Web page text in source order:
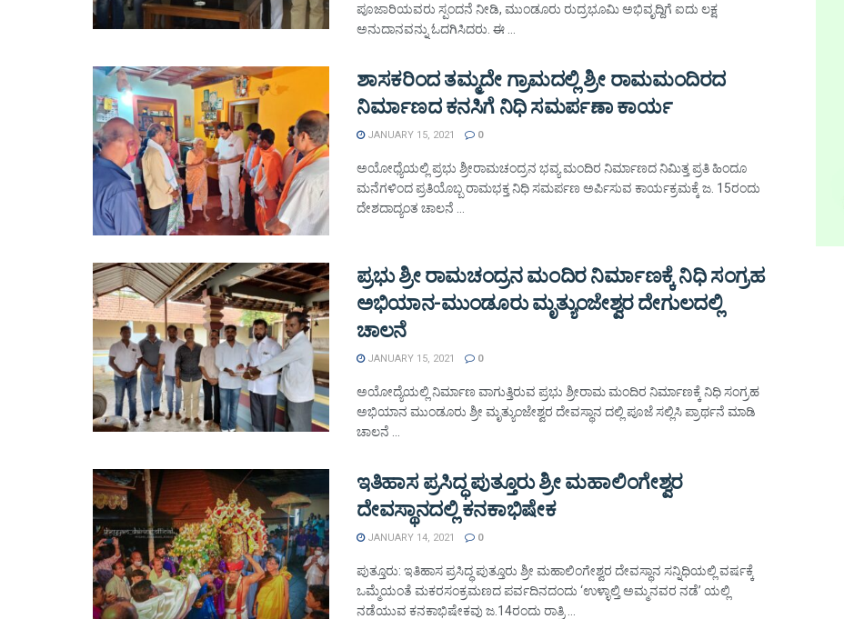
ಪೂಜಾರಿಯವರು ಸ್ಪಂದನೆ ನೀಡಿ, ಮುಂಡೂರು ರುದ್ರಭೂಮಿ ಅಭಿವೃದ್ದಿಗೆ ಐದು ಲಕ್ಷ
ಅನುದಾನವನ್ನು ಓದಗಿಸಿದರು. ಈ ...
ಶಾಸಕರಿಂದ ತಮ್ಮದೇ ಗ್ರಾಮದಲ್ಲಿ ಶ್ರೀ ರಾಮಮಂದಿರದ
ನಿರ್ಮಾಣದ ಕನಸಿಗೆ ನಿಧಿ ಸಮರ್ಪಣಾ ಕಾರ್ಯ
JANUARY 15, 2021 0
ಅಯೋಧ್ಯೆಯಲ್ಲಿ ಪ್ರಭು ಶ್ರೀರಾಮಚಂದ್ರನ ಭವ್ಯ ಮಂದಿರ ನಿರ್ಮಾಣದ ನಿಮಿತ್ತ ಪ್ರತಿ ಹಿಂದೂ
ಮನೆಗಳಿಂದ ಪ್ರತಿಯೊಬ್ಬ ರಾಮಭಕ್ತ ನಿಧಿ ಸಮರ್ಪಣ ಅರ್ಪಿಸುವ ಕಾರ್ಯಕ್ರಮಕ್ಕೆ ಜ. 15ರಂದು
ದೇಶದಾದ್ಯಂತ ಚಾಲನೆ ...
ಪ್ರಭು ಶ್ರೀ ರಾಮಚಂದ್ರನ ಮಂದಿರ ನಿರ್ಮಾಣಕ್ಕೆ ನಿಧಿ ಸಂಗ್ರಹ
ಅಭಿಯಾನ-ಮುಂಡೂರು ಮೃತ್ಯುಂಜೇಶ್ವರ ದೇಗುಲದಲ್ಲಿ
ಚಾಲನೆ
JANUARY 15, 2021 0
ಅಯೋದ್ಯೆಯಲ್ಲಿ ನಿರ್ಮಾಣ ವಾಗುತ್ತಿರುವ ಪ್ರಭು ಶ್ರೀರಾಮ ಮಂದಿರ ನಿರ್ಮಾಣಕ್ಕೆ ನಿಧಿ ಸಂಗ್ರಹ
ಅಭಿಯಾನ ಮುಂಡೂರು ಶ್ರೀ ಮೃತ್ಯುಂಜೇಶ್ವರ ದೇವಸ್ಥಾನ ದಲ್ಲಿ ಪೂಜೆ ಸಲ್ಲಿಸಿ ಪ್ರಾರ್ಥನೆ ಮಾಡಿ
ಚಾಲನೆ ...
ಇತಿಹಾಸ ಪ್ರಸಿದ್ಧ ಪುತ್ತೂರು ಶ್ರೀ ಮಹಾಲಿಂಗೇಶ್ವರ
ದೇವಸ್ಥಾನದಲ್ಲಿ ಕನಕಾಭಿಷೇಕ
JANUARY 14, 2021 0
ಪುತ್ತೂರು: ಇತಿಹಾಸ ಪ್ರಸಿದ್ಧ ಪುತ್ತೂರು ಶ್ರೀ ಮಹಾಲಿಂಗೇಶ್ವರ ದೇವಸ್ಥಾನ ಸನ್ನಿಧಿಯಲ್ಲಿ ವರ್ಷಕ್ಕೆ
ಒಮ್ಮೆಯಂತೆ ಮಕರಸಂಕ್ರಮಣದ ಪರ್ವದಿನದಂದು ‘ಉಳ್ಳಾಲ್ತಿ ಅಮ್ಮನವರ ನಡೆ’ ಯಲ್ಲಿ
ನಡೆಯುವ ಕನಕಾಭಿಷೇಕವು ಜ.14ರಂದು ರಾತ್ರಿ ...